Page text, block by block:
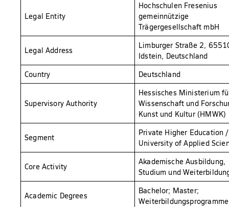
Legal Entity
Hochschulen Fresenius
gemeinnützige
Trägergesellschaft mbH
Legal Address
Limburger Straße 2,
Idstein, Deutschland
Country
Deutschland
Supervisory Authority
Hessisches Ministerium
Wissenschaft und
Kunst und Kultur (HMWK)
Segment
Private Higher Education /
University of Applied
Core Activity
Akademische Ausbildung,
Studium und
Academic Degrees
Bachelor; Master;
Weiterbildungsprogramme